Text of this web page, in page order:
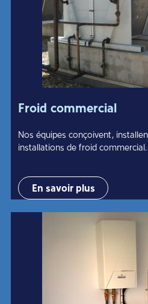
Froid commercial
Nos équipes conçoivent,
installations de froid commercial.
En savoir plus